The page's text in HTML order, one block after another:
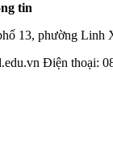
tin
13, phường Linh
Điện thoại: